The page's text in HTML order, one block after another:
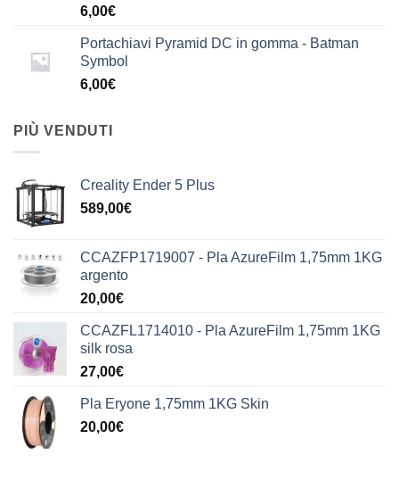
6,00€
Portachiavi Pyramid DC in gomma - Batman
Symbol
6,00€
PIÙ VENDUTI
Creality Ender 5 Plus
589,00€
CCAZFP1719007 - Pla AzureFilm 1,75mm 1KG
argento
20,00€
CCAZFL1714010 - Pla AzureFilm 1,75mm 1KG
silk rosa
27,00€
Pla Eryone 1,75mm 1KG Skin
20,00€